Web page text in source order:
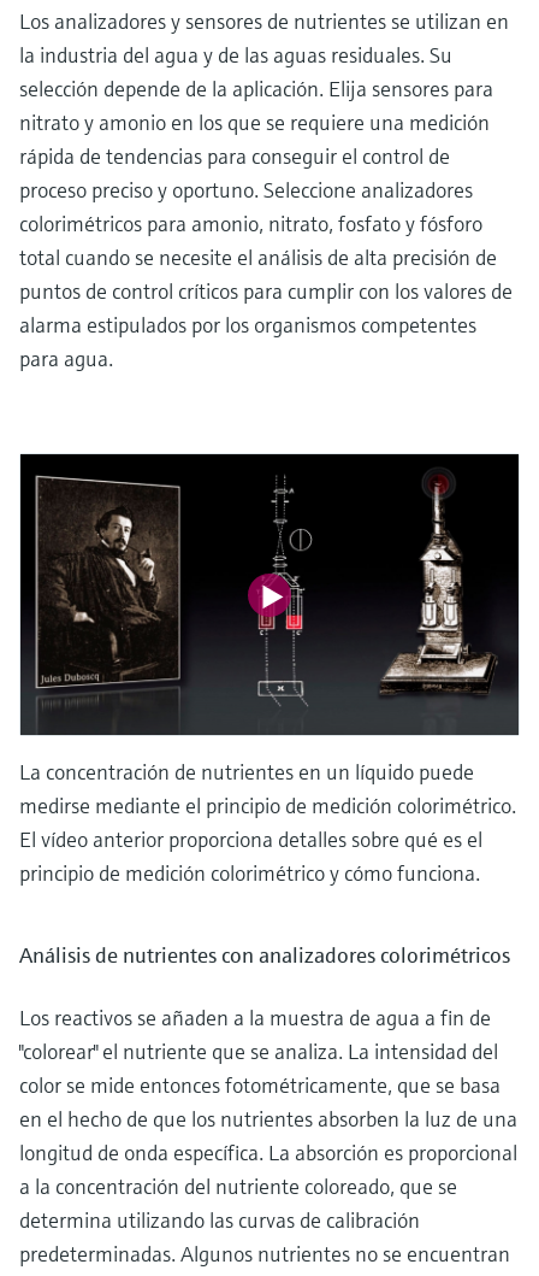
Los analizadores y sensores de nutrientes se utilizan en
la industria del agua y de las aguas residuales. Su
selección depende de la aplicación. Elija sensores para
nitrato y amonio en los que se requiere una medición
rápida de tendencias para conseguir el control de
proceso preciso y oportuno. Seleccione analizadores
colorimétricos para amonio, nitrato, fosfato y fósforo
total cuando se necesite el análisis de alta precisión de
puntos de control críticos para cumplir con los valores de
alarma estipulados por los organismos competentes
para agua.
La concentración de nutrientes en un líquido puede
medirse mediante el principio de medición colorimétrico.
El vídeo anterior proporciona detalles sobre qué es el
principio de medición colorimétrico y cómo funciona.
Análisis de nutrientes con analizadores colorimétricos
Los reactivos se añaden a la muestra de agua a fin de
"colorear" el nutriente que se analiza. La intensidad del
color se mide entonces fotométricamente, que se basa
en el hecho de que los nutrientes absorben la luz de una
longitud de onda específica. La absorción es proporcional
a la concentración del nutriente coloreado, que se
determina utilizando las curvas de calibración
predeterminadas. Algunos nutrientes no se encuentran